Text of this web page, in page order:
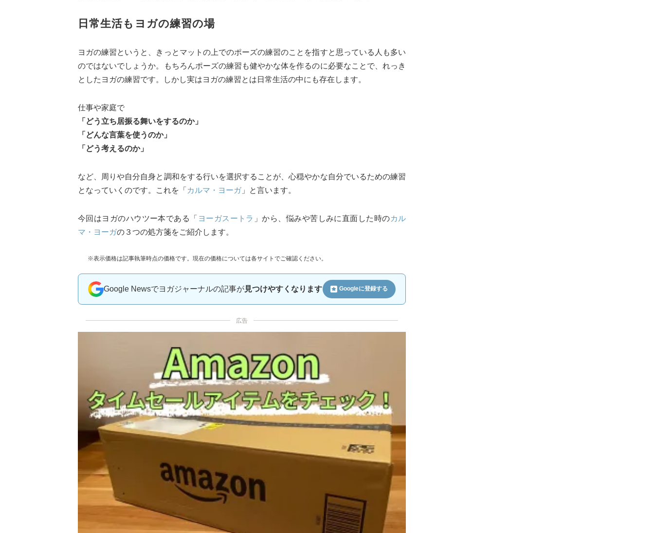
日常生活もヨガの練習の場
ヨガの練習というと、きっとマットの上でのポーズの練習のことを指すと思っている人も多い
のではないでしょうか。もちろんポーズの練習も健やかな体を作るのに必要なことで、れっき
としたヨガの練習です。しかし実はヨガの練習とは日常生活の中にも存在します。
仕事や家庭で
「どう立ち居振る舞いをするのか」
「どんな言葉を使うのか」
「どう考えるのか」
など、周りや自分自身と調和をする行いを選択することが、心穏やかな自分でいるための練習
となっていくのです。これを「 カルマ・ヨーガ」と言います。
今回はヨガのハウツー本である「 ヨーガスートラ 」から、悩みや苦しみに直面した時のカル
マ・ヨーガの３つの処方箋をご紹介します。
※表示価格は記事執筆時点の価格です。現在の価格については各サイトでご確認ください。
Google Newsでヨガジャーナルの記事が見つけやすくなります Googleに登録する
広告